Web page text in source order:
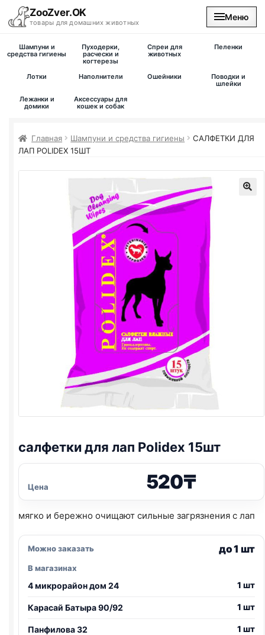
ZooZver.OK
товары для домашних животных
Меню
На главную
Вакансии
Шампуни и
средства гигиены
Пуходерки,
расчески и
когтерезы
Спреи для
животных
Пеленки
Лотки Наполнители Ошейники
Поводки и
шлейки
Лежанки и
домики
Аксессуары для
кошек и собак
Главная Шампуни и средства гигиены
САЛФЕТКИ ДЛЯ
ЛАП POLIDEX 15ШТ
салфетки для лап Polidex 15шт
Цена 520₸
мягко и бережно очищают сильные загрязнения с лап
Можно заказать до 1 шт
В магазинах
4 микрорайон дом 24 1 шт
Карасай Батыра 90/92 1 шт
Панфилова 32 1 шт